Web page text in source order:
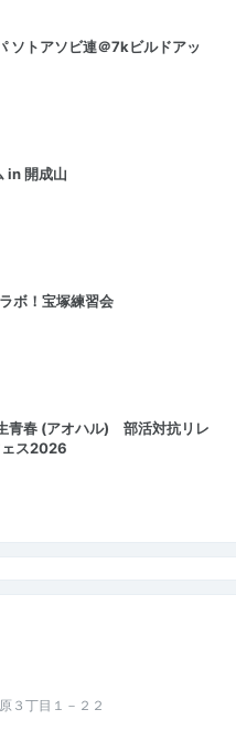
ソトアソビ連＠7kビルドアッ
in 開成山
ボ！宝塚練習会
青春 (アオハル) 部活対抗リレ
ェス2026
３丁目１－２２